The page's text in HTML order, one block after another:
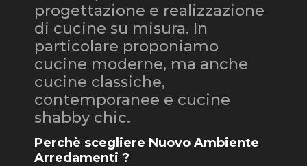
progettazione e realizzazione
di cucine su misura. In
particolare proponiamo
cucine moderne, ma anche
cucine classiche,
contemporanee e cucine
shabby chic.
Perchè scegliere Nuovo Ambiente
Arredamenti ?